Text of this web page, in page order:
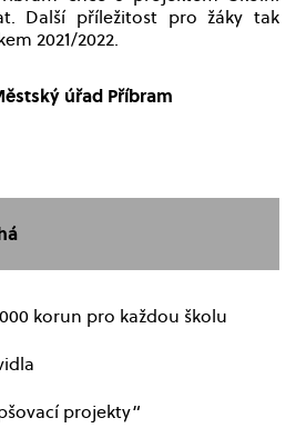
Další příležitost pro žáky tak
2021/2022.
úřad Příbram
korun pro každou školu
projekty“